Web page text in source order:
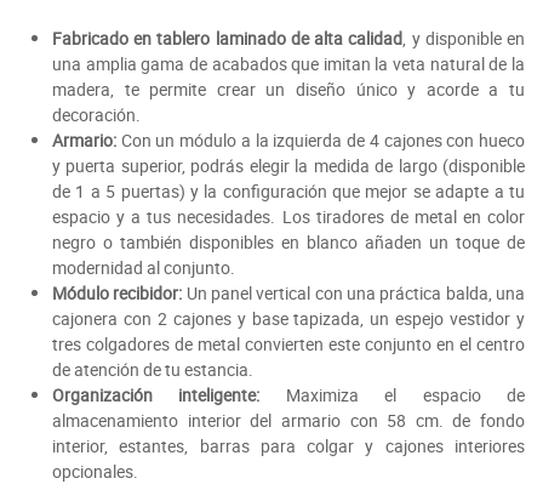
Fabricado en tablero laminado de alta calidad, y disponible en
una amplia gama de acabados que imitan la veta natural de la
madera, te permite crear un diseño único y acorde a tu
decoración.
Armario: Con un módulo a la izquierda de 4 cajones con hueco
y puerta superior, podrás elegir la medida de largo (disponible
de 1 a 5 puertas) y la configuración que mejor se adapte a tu
espacio y a tus necesidades. Los tiradores de metal en color
negro o también disponibles en blanco añaden un toque de
modernidad al conjunto.
Módulo recibidor: Un panel vertical con una práctica balda, una
cajonera con 2 cajones y base tapizada, un espejo vestidor y
tres colgadores de metal convierten este conjunto en el centro
de atención de tu estancia.
Organización inteligente: Maximiza el espacio de
almacenamiento interior del armario con 58 cm. de fondo
interior, estantes, barras para colgar y cajones interiores
opcionales.